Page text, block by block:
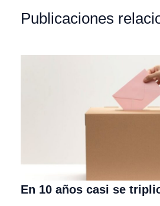
Publicaciones
En 10 años casi se